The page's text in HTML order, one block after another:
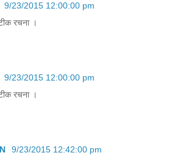
9/23/2015 12:00:00 pm
रचना ।
9/23/2015 12:00:00 pm
रचना ।
9/23/2015 12:42:00 pm